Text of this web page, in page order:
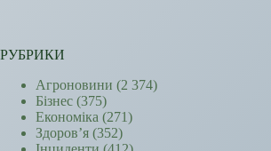
РУБРИКИ
Агроновини (2 374)
Бізнес (375)
Економіка (271)
Здоров’я (352)